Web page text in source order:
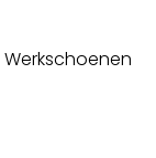
Werkschoenen